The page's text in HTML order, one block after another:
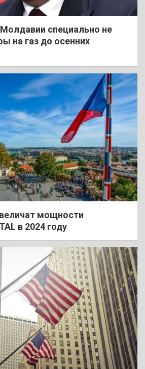
специально не
на газ до осенних
мощности
в 2024 году